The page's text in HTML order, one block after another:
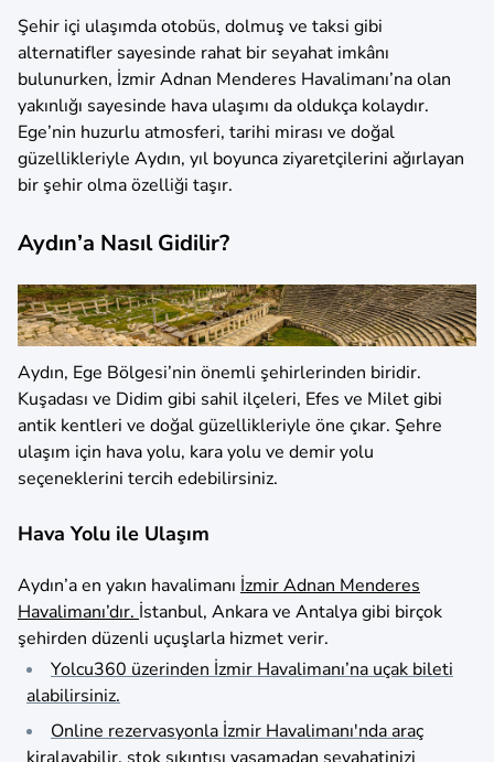
Şehir içi ulaşımda otobüs, dolmuş ve taksi gibi
alternatifler sayesinde rahat bir seyahat imkânı
bulunurken, İzmir Adnan Menderes Havalimanı’na olan
yakınlığı sayesinde hava ulaşımı da oldukça kolaydır.
Ege’nin huzurlu atmosferi, tarihi mirası ve doğal
güzellikleriyle Aydın, yıl boyunca ziyaretçilerini ağırlayan
bir şehir olma özelliği taşır.
Aydın’a Nasıl Gidilir?
Aydın, Ege Bölgesi’nin önemli şehirlerinden biridir.
Kuşadası ve Didim gibi sahil ilçeleri, Efes ve Milet gibi
antik kentleri ve doğal güzellikleriyle öne çıkar. Şehre
ulaşım için hava yolu, kara yolu ve demir yolu
seçeneklerini tercih edebilirsiniz.
Hava Yolu ile Ulaşım
Aydın’a en yakın havalimanı İzmir Adnan Menderes
Havalimanı’dır. İstanbul, Ankara ve Antalya gibi birçok
şehirden düzenli uçuşlarla hizmet verir.
Yolcu360 üzerinden İzmir Havalimanı’na uçak bileti
alabilirsiniz.
Online rezervasyonla İzmir Havalimanı'nda araç